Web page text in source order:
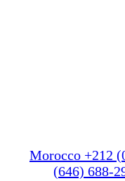
Morocco +212
(646) 688-